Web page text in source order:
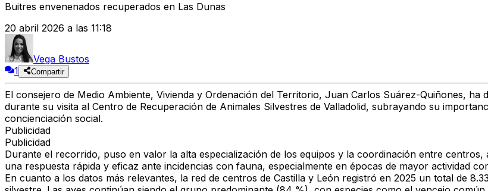
Buitres envenenados recuperados en Las Dunas
20 abril 2026 a las 11:18
Vega Bustos
1
Compartir
El consejero de Medio Ambiente, Vivienda y Ordenación del Territorio, Juan Carlos Suárez-Quiñones,
durante su visita al Centro de Recuperación de Animales Silvestres de Valladolid, subrayando su
concienciación social.
Publicidad
Publicidad
Durante el recorrido, puso en valor la alta especialización de los equipos y la coordinación entre
una respuesta rápida y eficaz ante incidencias con fauna, especialmente en épocas de mayor actividad
En cuanto a los datos más relevantes, la red de centros de Castilla y León registró en 2025 un total de